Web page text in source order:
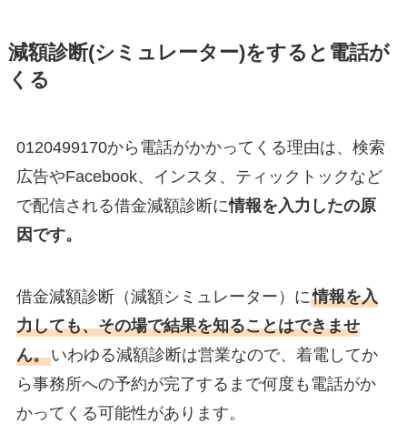
減額診断(シミュレーター)をすると電話が
くる
0120499170から電話がかかってくる理由は、検索
広告やFacebook、インスタ、ティックトックなど
で配信される借金減額診断に情報を入力したの原
因です。
借金減額診断（減額シミュレーター）に情報を入
力しても、その場で結果を知ることはできませ
ん。いわゆる減額診断は営業なので、着電してか
ら事務所への予約が完了するまで何度も電話がか
かってくる可能性があります。